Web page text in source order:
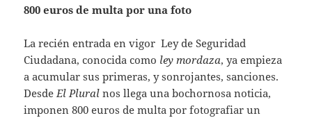
800 euros de multa por una foto
La recién entrada en vigor Ley de Seguridad
Ciudadana, conocida como ley mordaza, ya empieza
a acumular sus primeras, y sonrojantes, sanciones.
Desde El Plural nos llega una bochornosa noticia,
imponen 800 euros de multa por fotografiar un